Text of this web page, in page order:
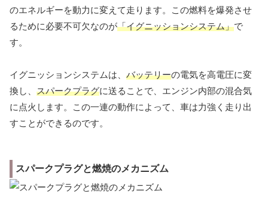
のエネルギーを動力に変えて走ります。この燃料を爆発させ
るために必要不可欠なのが「イグニッションシステム」で
す。
イグニッションシステムは、 バッテリーの電気を高電圧に変
換し、 スパークプラグに送ることで、エンジン内部の混合気
に点火します。この一連の動作によって、車は力強く走り出
すことができるのです。
スパークプラグと燃焼のメカニズム